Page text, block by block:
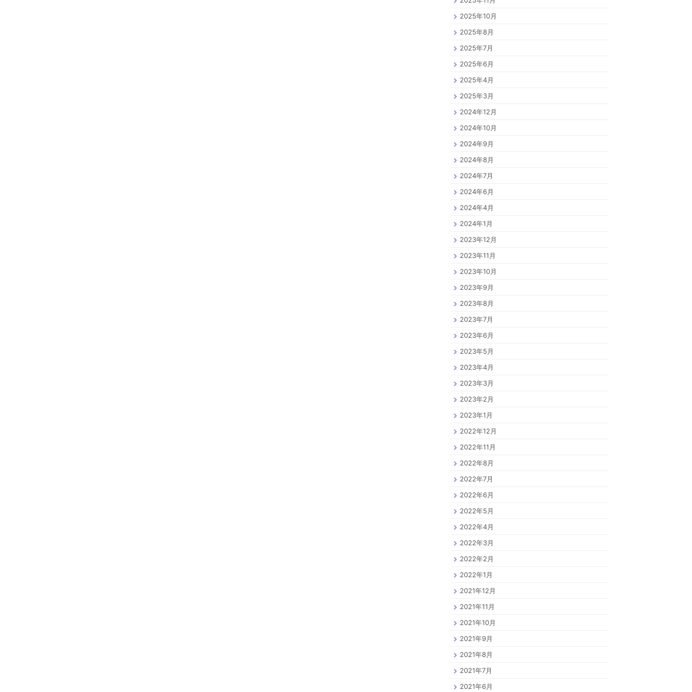
2025年10月
2025年8月
2025年7月
2025年6月
2025年4月
2025年3月
2024年12月
2024年10月
2024年9月
2024年8月
2024年7月
2024年6月
2024年4月
2024年1月
2023年12月
2023年11月
2023年10月
2023年9月
2023年8月
2023年7月
2023年6月
2023年5月
2023年4月
2023年3月
2023年2月
2023年1月
2022年12月
2022年11月
2022年8月
2022年7月
2022年6月
2022年5月
2022年4月
2022年3月
2022年2月
2022年1月
2021年12月
2021年11月
2021年10月
2021年9月
2021年8月
2021年7月
2021年6月